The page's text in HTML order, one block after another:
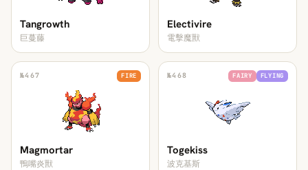
Tangrowth
巨蔓藤
Electivire
電擊魔獸
№467 FIRE
Magmortar
鴨嘴炎獸
№468 FAIRY FLYING
Togekiss
波克基斯